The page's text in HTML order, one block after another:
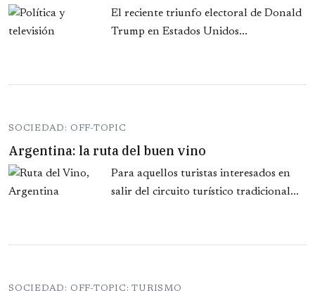
El reciente triunfo electoral de Donald
Trump en Estados Unidos...
SOCIEDAD: OFF-TOPIC
Argentina: la ruta del buen vino
Para aquellos turistas interesados en
salir del circuito turístico tradicional...
SOCIEDAD: OFF-TOPIC: TURISMO